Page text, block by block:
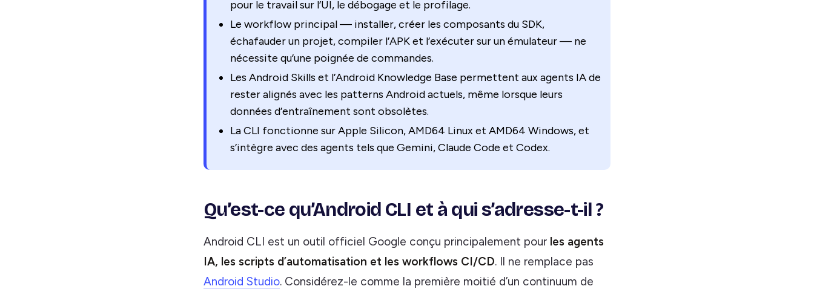
pour le travail sur l’UI, le débogage et le profilage.
Le workflow principal — installer, créer les composants du SDK,
échafauder un projet, compiler l’APK et l’exécuter sur un émulateur — ne
nécessite qu’une poignée de commandes.
Les Android Skills et l’Android Knowledge Base permettent aux agents IA de
rester alignés avec les patterns Android actuels, même lorsque leurs
données d’entraînement sont obsolètes.
La CLI fonctionne sur Apple Silicon, AMD64 Linux et AMD64 Windows, et
s’intègre avec des agents tels que Gemini, Claude Code et Codex.
Qu’est-ce qu’Android CLI et à qui s’adresse-t-il ?
Android CLI est un outil officiel Google conçu principalement pour les agents
IA, les scripts d’automatisation et les workflows CI/CD. Il ne remplace pas
Android Studio. Considérez-le comme la première moitié d’un continuum de